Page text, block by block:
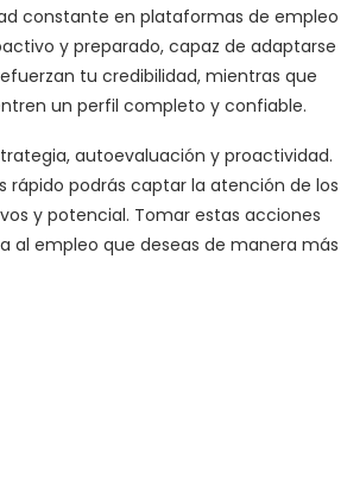
constante en plataformas de empleo
y preparado, capaz de adaptarse
tu credibilidad, mientras que
un perfil completo y confiable.
autoevaluación y proactividad.
podrás captar la atención de los
y potencial. Tomar estas acciones
al empleo que deseas de manera más